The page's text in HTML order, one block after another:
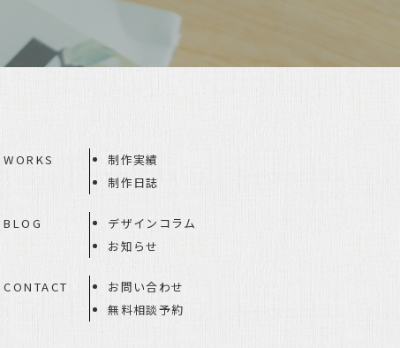
WORKS
制作実績
制作日誌
BLOG
デザインコラム
お知らせ
CONTACT
お問い合わせ
無料相談予約